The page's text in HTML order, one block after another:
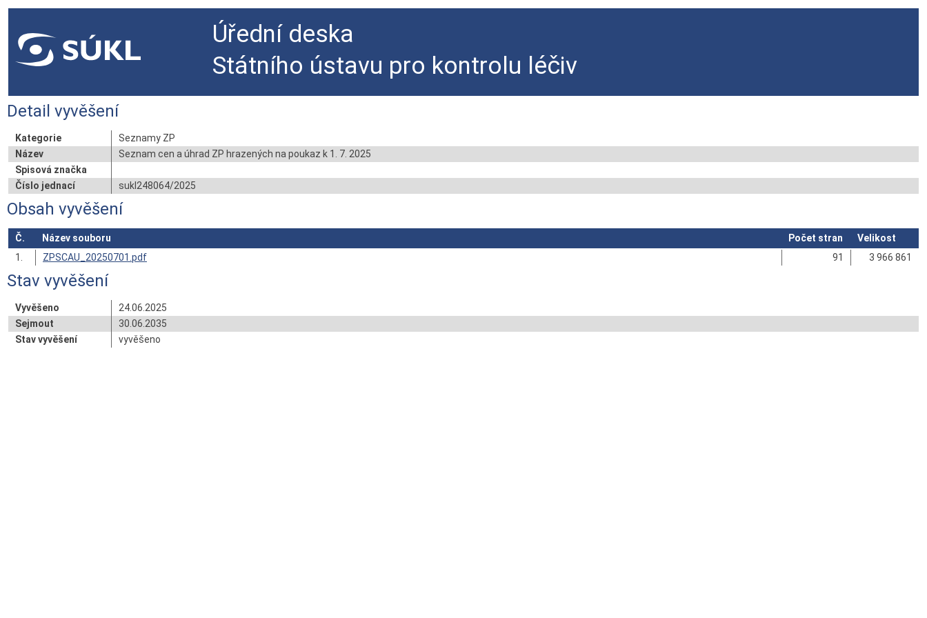
Úřední deska
Státního ústavu pro kontrolu léčiv
Detail vyvěšení
Kategorie
Seznamy ZP
Název
Seznam cen a úhrad ZP hrazených na poukaz k 1. 7. 2025
Spisová značka
Číslo jednací
sukl248064/2025
Obsah vyvěšení
Č. Název souboru Počet stran
Velikost
1.
ZPSCAU_20250701.pdf 91 3 966 861
Stav vyvěšení
Vyvěšeno
24.06.2025
Sejmout
30.06.2035
Stav vyvěšení
vyvěšeno